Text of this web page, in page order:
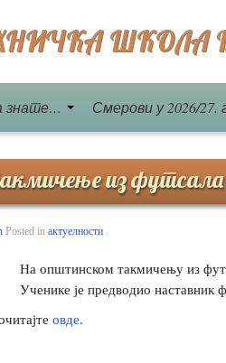
ШКОЛА
знате… Смерови у 2026/27.
из футсала
Posted in актуелности .
На општинском такмичењу из
Ученике је предводио
овде.